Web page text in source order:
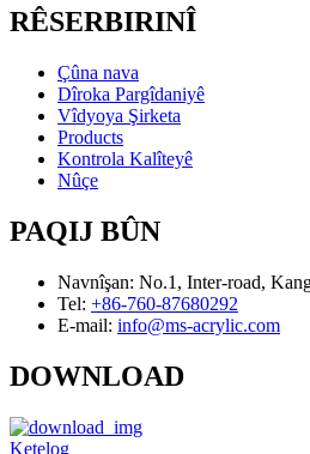
RÊSERBIRINÎ
Çûna nava
Dîroka Pargîdaniyê
Vîdyoya Şirketa
Products
Kontrola Kalîteyê
Nûçe
PAQIJ BÛN
Navnîşan: No.1, Inter-road,
Tel: +86-760-87680292
E-mail: info@ms-acrylic.com
DOWNLOAD
Ketelog